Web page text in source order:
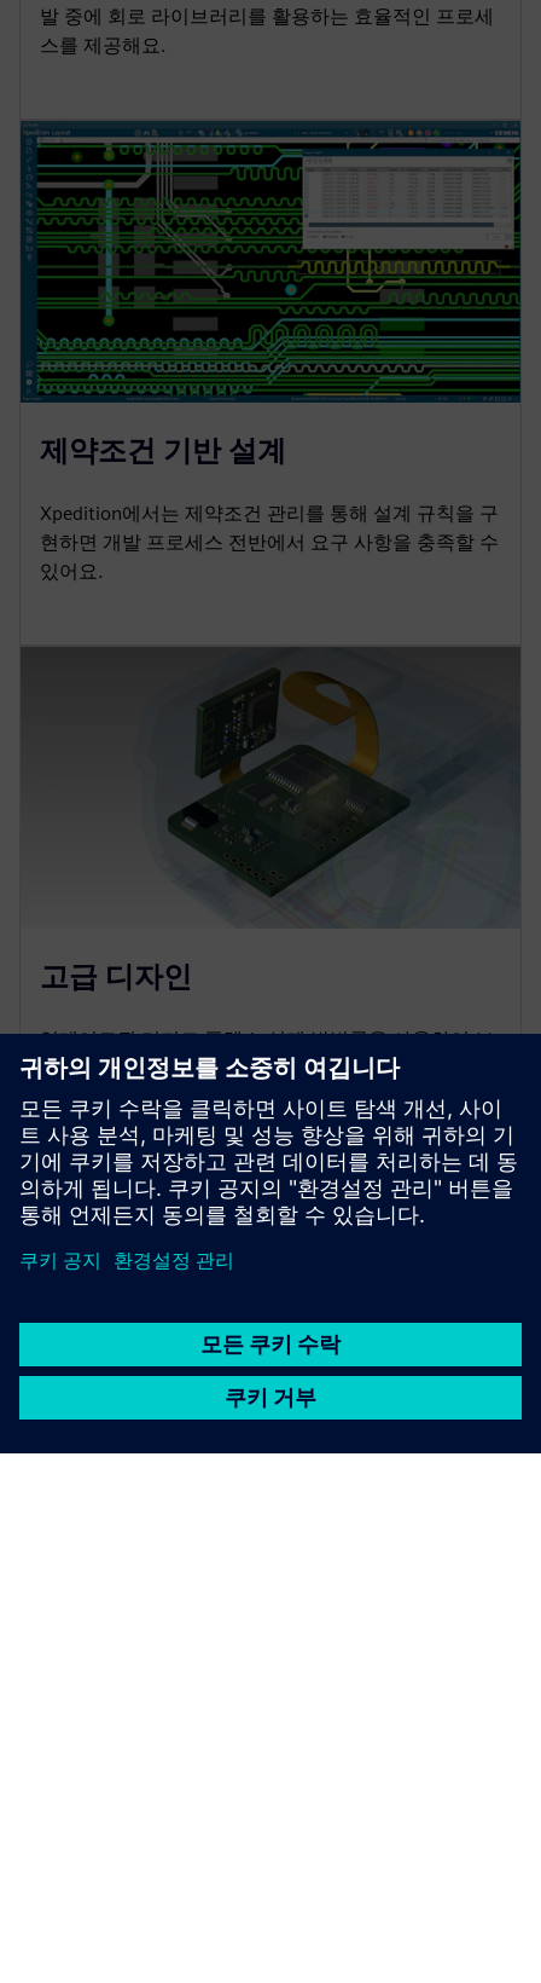
발 중에 회로 라이브러리를 활용하는 효율적인 프로세
스를 제공해요.
제약조건 기반 설계
Xpedition에서는 제약조건 관리를 통해 설계 규칙을 구
현하면 개발 프로세스 전반에서 요구 사항을 충족할 수
있어요.
고급 디자인
업데이트된 리지드 플렉스 설계 방법론을 사용하여 보
드 개요, 스택업 및 지역적 제약을 효율적으로 정의하
세요.해결 방법을 없애려면 고밀도 인터커넥트 (HDI)
도구를 사용하세요.